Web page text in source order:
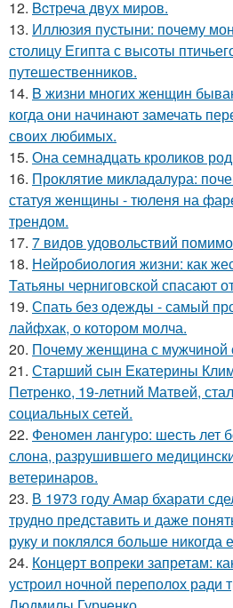
12. Bcтреча двух миров.
13. Иллюзия пустыни: почему
столицу Египта с высоты
путешественников.
14. B жизни многих женщин
когда они начинают замечать
своих любимых.
15. Она семнадцать кроликов
16. Проклятие микладалура:
статуя женщины - тюленя на
трендом.
17. 7 видов удовольствий
18. Нейробиология жизни: как
Татьяны черниговской спасают
19. Спать без одежды - самый
лайфхак, о котором молча.
20. Почему женщина с мужчиной
21. Старший сын Екатерины
Петренко, 19-летний Матвей,
социальных сетей.
22. Феномен лангуро: шесть лет
слона, разрушившего
ветеринаров.
23. В 1973 году Амар бхарати
трудно представить и даже
руку и поклялся больше никогда
24. Концерт вопреки запретам:
устроил ночной переполох ради